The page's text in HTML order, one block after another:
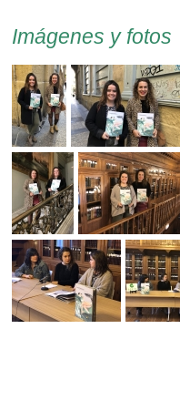
Imágenes y fotos